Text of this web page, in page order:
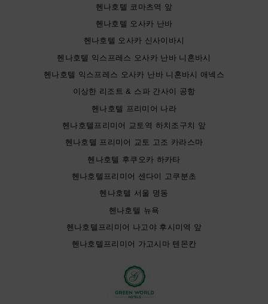
헨나호텔 코마츠역 앞
헨나호텔 오사카 난바
헨나호텔 오사카 신사이바시
헨나호텔 익스프레스 오사카 난바 니혼바시
헨나호텔 익스프레스 오사카 난바 니혼바시 애넥스
이상한 리조트 & 스파 간사이 공항
헨나호텔 프리미어 나라
헨나호텔프리미어 교토역 하치조구치 앞
헨나호텔 프리미어 교토 고조 카라스마
헨나호텔 후쿠오카 하카타
헨나호텔프리미어 센다이 고쿠분초
헨나호텔 서울 명동
헨나호텔 뉴욕
헨나호텔프리미어 나고야 후시미역 앞
헨나호텔프리미어 가고시마 텐몬칸